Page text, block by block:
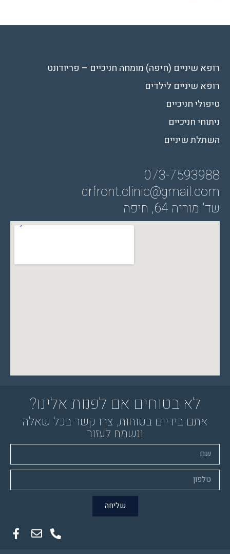
רופא שיניים (חיפה) מומחה חניכיים – פריודונט
רופא שיניים לילדים
טיפולי חניכיים
ניתוחי חניכיים
השתלת שיניים
073-7593988
drfront.clinic@gmail.com
שד' מוריה 64, חיפה
לא בטוחים אם לפנות אלינו?
אתם בידיים בטוחות, צרו קשר בכל שאלה
ונשמח לעזור
שליחה